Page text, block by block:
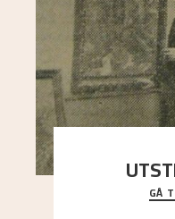
Då Astrup
Kaland og
GÅ